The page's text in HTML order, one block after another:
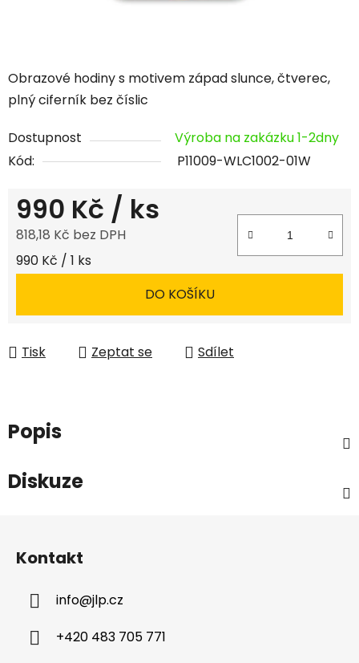
Obrazové hodiny s motivem západ slunce, čtverec,
plný ciferník bez číslic
Dostupnost
Výroba na zakázku 1-2dny
Kód:
P11009-WLC1002-01W
990 Kč / ks
818,18 Kč bez DPH
Měrná cena:
990 Kč / 1 ks
DO KOŠÍKU
Tisk Zeptat se Sdílet
Popis
Diskuze
Kontakt
info@jlp.cz
+420 483 705 771